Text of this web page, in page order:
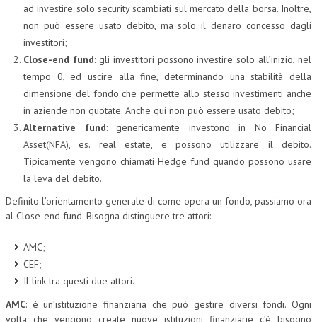
PERSONA E CITTÀ
L’UMANISTA
DIRITTO
DIRITTO PENALE D’IMPRESA
DIRITTO DEL LAVORO
DIRITTO DEL WEB
DIRITTO DELLE IMPRESE IN CRISI
CRIMINOLOGIA E CRIMINALISTICA
SICUREZZA SUL LAVORO
FISCO
FISCALITÀ INTERNAZIONALE
ad investire solo security scambiati sul mercato della borsa. Inoltre,
non può essere usato debito, ma solo il denaro concesso dagli
investitori;
Close-end fund: gli investitori possono investire solo all’inizio, nel
tempo 0, ed uscire alla fine, determinando una stabilità della
dimensione del fondo che permette allo stesso investimenti anche
in aziende non quotate. Anche qui non può essere usato debito;
Alternative fund: genericamente investono in No Financial
Asset(NFA), es. real estate, e possono utilizzare il debito.
Tipicamente vengono chiamati Hedge fund quando possono usare
la leva del debito.
Definito l’orientamento generale di come opera un fondo, passiamo ora
al Close-end fund. Bisogna distinguere tre attori:
AMC;
CEF;
Il link tra questi due attori.
AMC: è un’istituzione finanziaria che può gestire diversi fondi. Ogni
volta che vengono create nuove istituzioni finanziarie c’è bisogno